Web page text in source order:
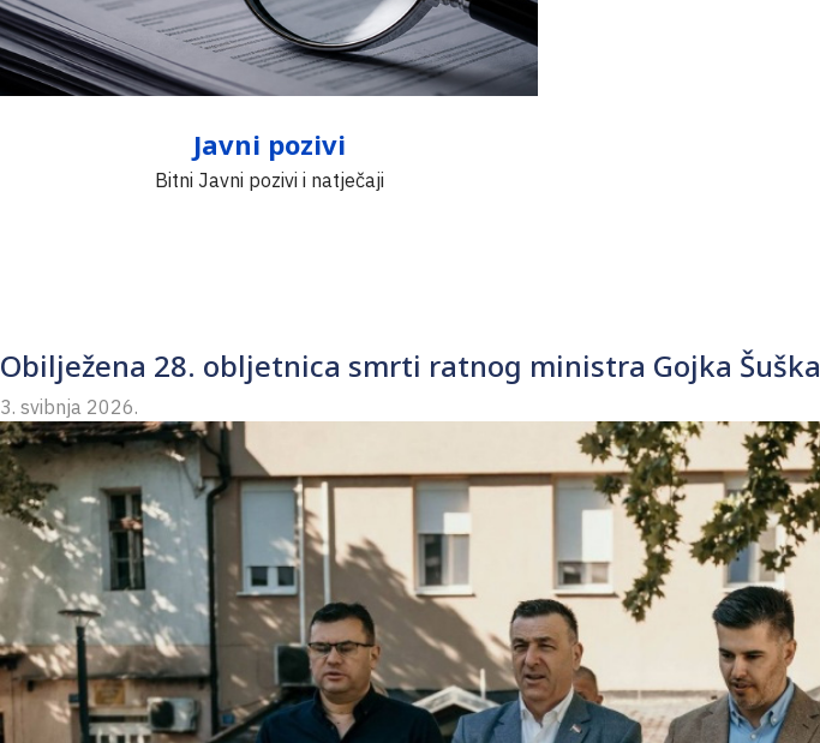
Javni pozivi
Bitni Javni pozivi i natječaji
Obilježena 28. obljetnica smrti ratnog ministra Gojka Šuška
3. svibnja 2026.